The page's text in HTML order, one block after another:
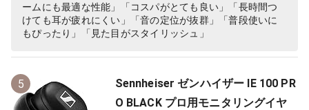
ームにも最適な性能」「コスパがとても良い」「長時間つ
けても耳が疲れにくい」「音の定位が抜群」「普段使いに
もぴったり」「見た目がスタイリッシュ」
5
Sennheiser ゼンハイザー IE 100 PR
O BLACK プロ用モニタリングイヤ